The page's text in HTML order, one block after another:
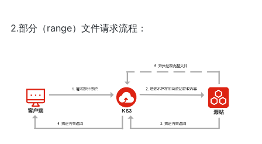
2.部分（range）文件请求流程：